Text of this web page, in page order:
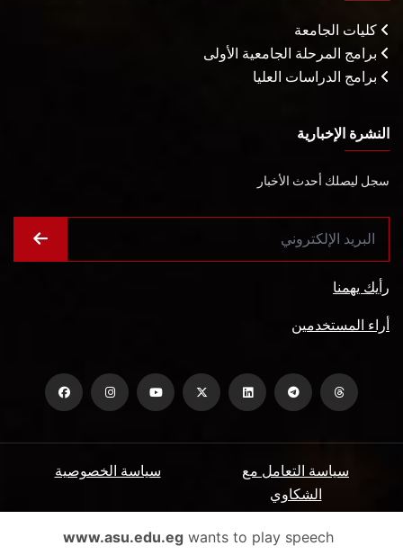
كليات الجامعة
برامج المرحلة الجامعية الأولى
برامج الدراسات العليا
النشرة الإخبارية
سجل ليصلك أحدث الأخبار
رأيك يهمنا
أراء المستخدمين
سياسة الخصوصية
سياسة التعامل مع
الشكاوي
الأسئلة الشائعة ميثاق المتعاملين www.asu.edu.egwants to play speech